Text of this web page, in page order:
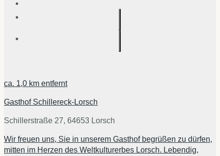
ca. 1,0 km entfernt
Gasthof Schillereck-Lorsch
Schillerstraße 27, 64653 Lorsch
Wir freuen uns, Sie in unserem Gasthof begrüßen zu dürfen,
mitten im Herzen des Weltkulturerbes Lorsch. Lebendig,